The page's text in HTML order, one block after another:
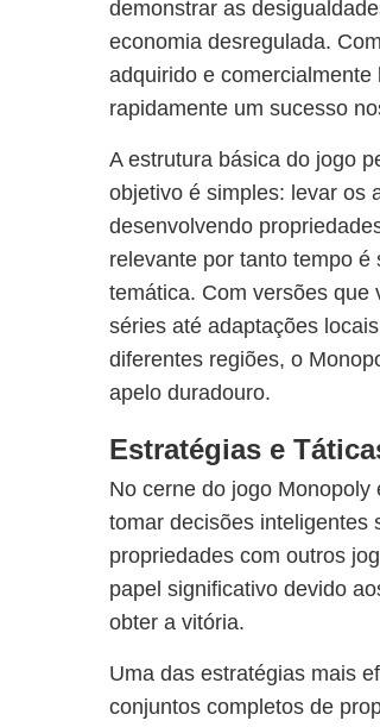
demonstrar as
economia desregulada.
adquirido e
rapidamente um sucesso
A estrutura básica do jogo
objetivo é simples: levar os
desenvolvendo
relevante por tanto tempo
temática. Com versões que
séries até adaptações
diferentes regiões, o
apelo duradouro.
Estratégias e
No cerne do jogo
tomar decisões inteligentes
propriedades com outros
papel significativo devido
obter a vitória.
Uma das estratégias mais
conjuntos completos de